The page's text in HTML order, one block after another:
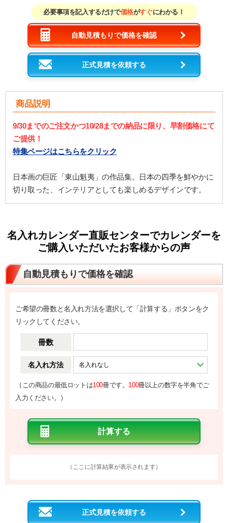
必要事項を記入するだけで価格がすぐにわかる！
自動見積もりで価格を確認
正式見積を依頼する
商品説明
9/30までのご注文かつ10/28までの納品に限り、早割価格にて
ご提供！
特集ページはこちらをクリック
日本画の巨匠「東山魁夷」の作品集。日本の四季を鮮やかに
切り取った、インテリアとしても楽しめるデザインです。
名入れカレンダー直販センターでカレンダーを
ご購入いただいたお客様からの声
自動見積もりで価格を確認
ご希望の冊数と名入れ方法を選択して「計算する」ボタンをク
リックしてください。
冊数
名入れ方法
（ この商品の最低ロットは100冊です。 100冊以上の数字を半角でご
入力ください。
）
（ここに計算結果が表示されます）
正式見積を依頼する